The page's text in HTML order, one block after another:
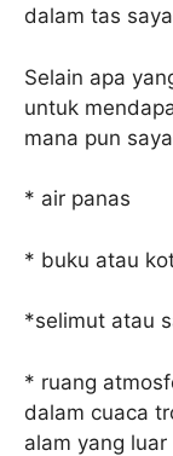
dalam tas
Selain apa
untuk
mana pun
* air panas
* buku atau
*selimut atau
* ruang
dalam cuaca
alam yang luar